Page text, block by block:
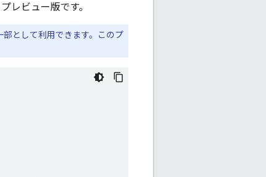
レビュー版です。
部として利用できます。このプ